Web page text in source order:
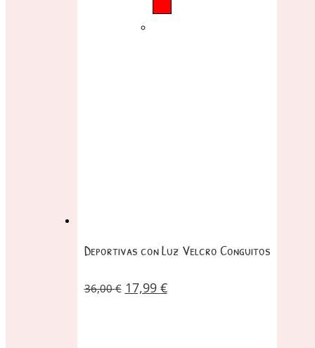
Deportivas con Luz Velcro Conguitos
36,00€ 17,99 €